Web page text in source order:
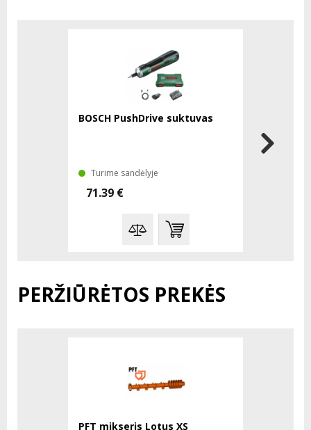
BOSCH PushDrive suktuvas
Turime sandėlyje
71.39 €
PERŽIŪRĖTOS PREKĖS
PFT mikseris Lotus XS